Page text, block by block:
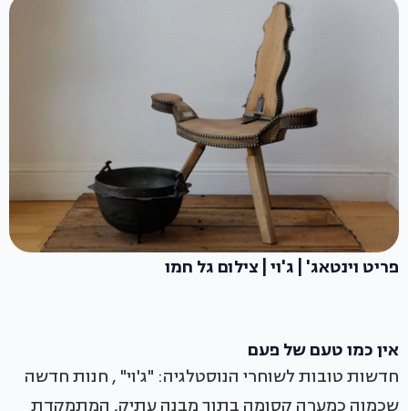
פריט וינטאג' | ג'וי | צילום גל חמו
אין כמו טעם של פעם
חדשות טובות לשוחרי הנוסטלגיה: "ג'וי" , חנות חדשה
שכמוה כמערה קסומה בתוך מבנה עתיק, המתמקדת